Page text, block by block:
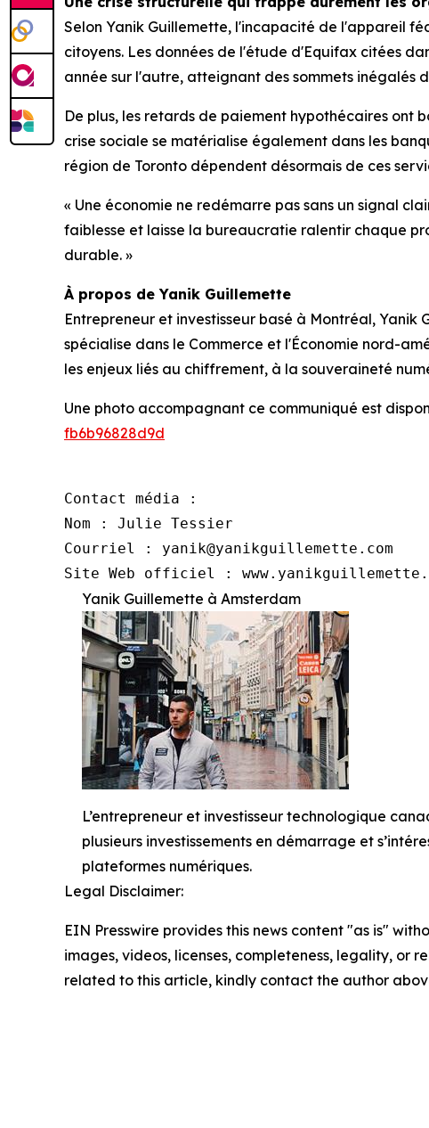
Selon Yanik Guillemette, l'incapacité de l'appareil
citoyens. Les données de l'étude d'Equifax citées
année sur l'autre, atteignant des sommets inégalés
De plus, les retards de paiement hypothécaires ont
crise sociale se matérialise également dans les
région de Toronto dépendent désormais de ces
« Une économie ne redémarre pas sans un signal
faiblesse et laisse la bureaucratie ralentir chaque
durable. »
À propos de Yanik Guillemette
Entrepreneur et investisseur basé à Montréal,
spécialise dans le Commerce et l'Économie nord-
les enjeux liés au chiffrement, à la souveraineté
Une photo accompagnant ce communiqué est
fb6b96828d9d
Contact média :
Nom : Julie Tessier
Courriel : yanik@yanikguillemette.com
Site Web officiel :
Yanik Guillemette à Amsterdam
L’entrepreneur et investisseur technologique
plusieurs investissements en démarrage et
plateformes numériques.
Legal Disclaimer:
EIN Presswire provides this news content "as is"
images, videos, licenses, completeness, legality, or
related to this article, kindly contact the author